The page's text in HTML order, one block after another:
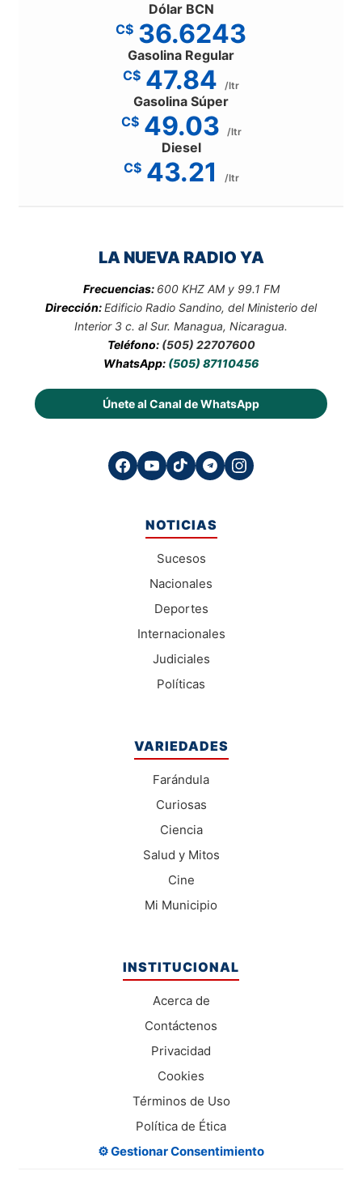
Dólar BCN
C$ 36.6243
Gasolina Regular
C$ 47.84 /ltr
Gasolina Súper
C$ 49.03 /ltr
Diesel
C$ 43.21 /ltr
LA NUEVA RADIO YA
Frecuencias: 600 KHZ AM y 99.1 FM
Dirección:Edificio Radio Sandino, del Ministerio del
Interior 3 c. al Sur. Managua, Nicaragua.
Teléfono: (505) 22707600
WhatsApp: (505) 87110456
Únete al Canal de WhatsApp
NOTICIAS
Sucesos
Nacionales
Deportes
Internacionales
Judiciales
Políticas
VARIEDADES
Farándula
Curiosas
Ciencia
Salud y Mitos
Cine
Mi Municipio
INSTITUCIONAL
Acerca de
Contáctenos
Privacidad
Cookies
Términos de Uso
Política de Ética
⚙️ Gestionar Consentimiento